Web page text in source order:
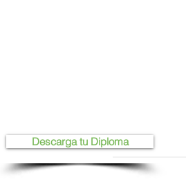
Descarga tu Diploma